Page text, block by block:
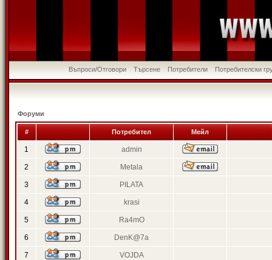
Въпроси/Отговори Търсене Потребители Потребителски
Форуми
# Потребител Мейл
1 admin
2 Metala
3 PILATA
4 krasi
5 Ra4mO
6 DenK@7a
7 VOJDA